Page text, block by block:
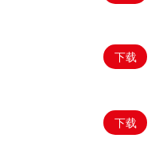
下载
下载